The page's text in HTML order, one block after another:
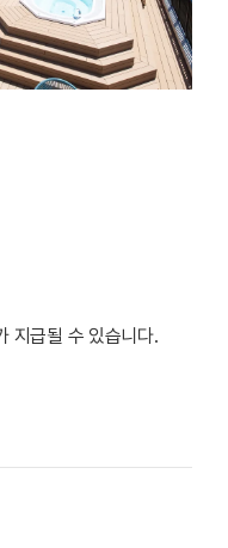
지급될 수 있습니다.